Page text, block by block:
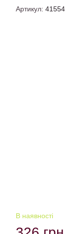
Артикул: 41554
В наявності